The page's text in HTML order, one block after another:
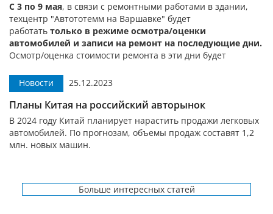
С 3 по 9 мая, в связи с ремонтными работами в здании,
техцентр "Автототемм на Варшавке" будет
работать только в режиме осмотра/оценки
автомобилей и записи на ремонт на последующие дни.
Осмотр/оценка стоимости ремонта в эти дни будет
Автомобили в ремонт приниматься не будут.
5 маяОсмотр/оценка стоимости ремонта автомобилей
производится не будет –только запись на ремонт по
телефону:+7 (495) 495-56-52, +7 (925) 008-66-81.
Новости 25.12.2023
Планы Китая на российский авторынок
В 2024 году Китай планирует нарастить продажи легковых
автомобилей. По прогнозам, объемы продаж составят 1,2
млн. новых машин.
Больше интересных статей